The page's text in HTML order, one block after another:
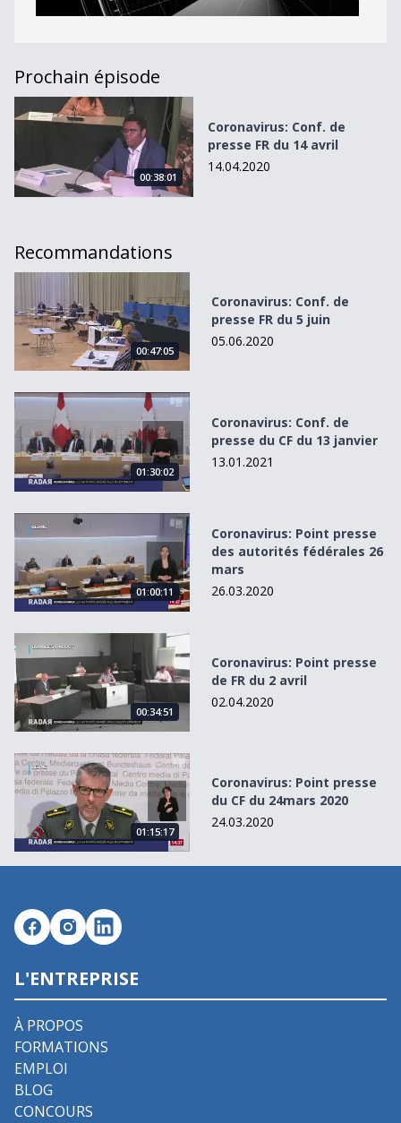
Prochain épisode
Coronavirus: Conf. de presse FR du 14 avril
00:38:01
Coronavirus: Conf. de
presse FR du 14 avril
14.04.2020
Recommandations
Coronavirus: Conf. de presse FR du 5 juin
00:47:05
Coronavirus: Conf. de
presse FR du 5 juin
05.06.2020
Coronavirus: Conf. de presse du CF du 13 janvier
01:30:02
Coronavirus: Conf. de
presse du CF du 13 janvier
13.01.2021
Coronavirus: Point presse des autorités fédérales 26
01:00:11
Coronavirus: Point presse
des autorités fédérales 26
mars
26.03.2020
Coronavirus: Point presse de FR du 2 avril
00:34:51
Coronavirus: Point presse
de FR du 2 avril
02.04.2020
Coronavirus: Point presse du CF du 24mars 2020
01:15:17
Coronavirus: Point presse
du CF du 24mars 2020
24.03.2020
L'ENTREPRISE
À PROPOS
FORMATIONS
EMPLOI
BLOG
CONCOURS